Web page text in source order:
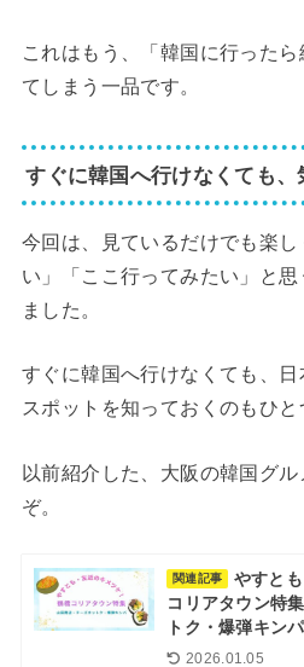
これはもう、「韓国に行った
てしまう一品です。
すぐに韓国へ行けなくても
今回は、見ているだけでも楽
い」「ここ行ってみたい」と
ました。
すぐに韓国へ行けなくても、
スポットを知っておくのもひと
以前紹介した、大阪の韓国グ
ぞ。
関連記事
やすと
コリアタウン特
トク・爆弾キン
2026.01.05